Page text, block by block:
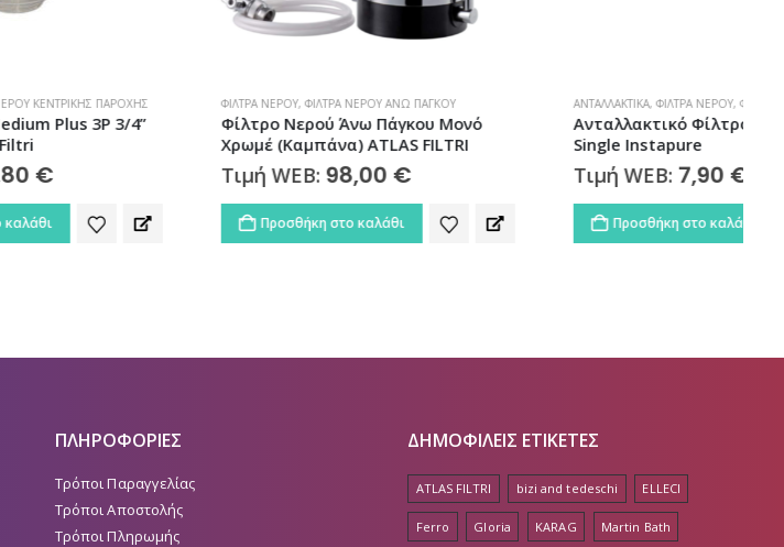
ΦΊΛΤΡΑ ΝΕΡΟΎ ΦΊΛΤΡΑ ΝΕΡΟΎ ΆΝΩ ΠΆΓΚΟΥ
Φίλτρο Νερού Άνω Πάγκου Μονό
Χρωμέ (Καμπάνα) ATLAS FILTRI
98,00€
Προσθήκη στο καλάθι
ΑΝΤΑΛΛΑΚΤΙΚΆ ΦΊΛΤΡΑ ΝΕΡΟΎ,ΦΊΛΤΡΩΝ ΒΡΎΣΗΣ
Ανταλλακτικό Φίλτρο Βρύσης R2
Single Instapure
7,90€
Προσθήκη στο καλάθι
ΠΛΗΡΟΦΟΡΙΕΣ
Τρόποι Παραγγελίας
Τρόποι Αποστολής
Τρόποι Πληρωμής
ΔΗΜΟΦΙΛΕΙΣ ΕΤΙΚΕΤΕΣ
ATLAS FILTRI bizi and tedeschi ELLECI
Ferro Gloria KARAG Martin Bath